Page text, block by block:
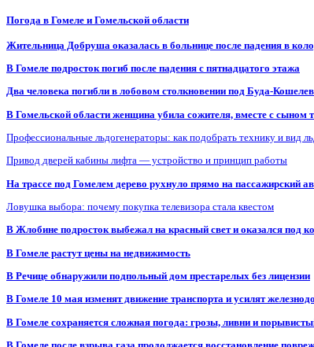
Погода в Гомеле и Гомельской области
Жительница Добруша оказалась в больнице после падения в
В Гомеле подросток погиб после падения с пятнадцатого этажа
Два человека погибли в лобовом столкновении под Буда-
В Гомельской области женщина убила сожителя, вместе с сыном
Профессиональные льдогенераторы: как подобрать технику и вид
Привод дверей кабины лифта — устройство и принцип работы
На трассе под Гомелем дерево рухнуло прямо на пассажирский
Ловушка выбора: почему покупка телевизора стала квестом
В Жлобине подросток выбежал на красный свет и оказался под
В Гомеле растут цены на недвижимость
В Речице обнаружили подпольный дом престарелых без лицензии
В Гомеле 10 мая изменят движение транспорта и усилят
В Гомеле сохраняется сложная погода: грозы, ливни и